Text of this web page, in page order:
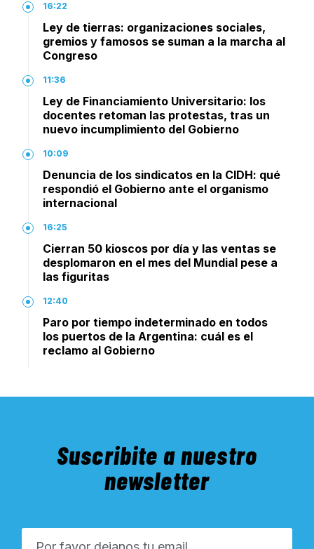
16:22
Ley de tierras: organizaciones sociales,
gremios y famosos se suman a la marcha al
Congreso
11:36
Ley de Financiamiento Universitario: los
docentes retoman las protestas, tras un
nuevo incumplimiento del Gobierno
10:09
Denuncia de los sindicatos en la CIDH: qué
respondió el Gobierno ante el organismo
internacional
16:25
Cierran 50 kioscos por día y las ventas se
desplomaron en el mes del Mundial pese a
las figuritas
12:40
Paro por tiempo indeterminado en todos
los puertos de la Argentina: cuál es el
reclamo al Gobierno
Suscribite a nuestro
newsletter